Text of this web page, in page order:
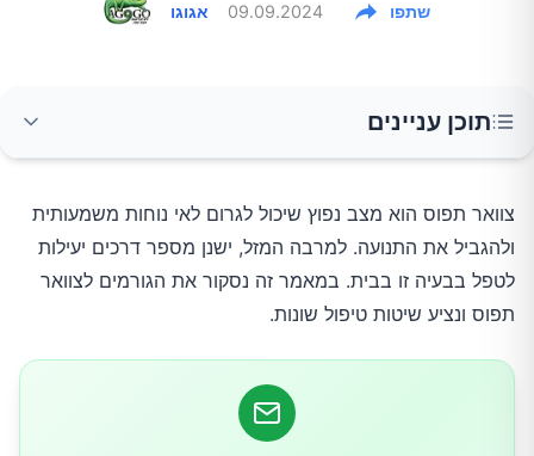
אגוגו 09.09.2024 שתפו
תוכן עניינים
מה גורם לצוואר תפוס?
טיפול בצוואר תפוס
תפוס ונציע שיטות טיפול שונות.